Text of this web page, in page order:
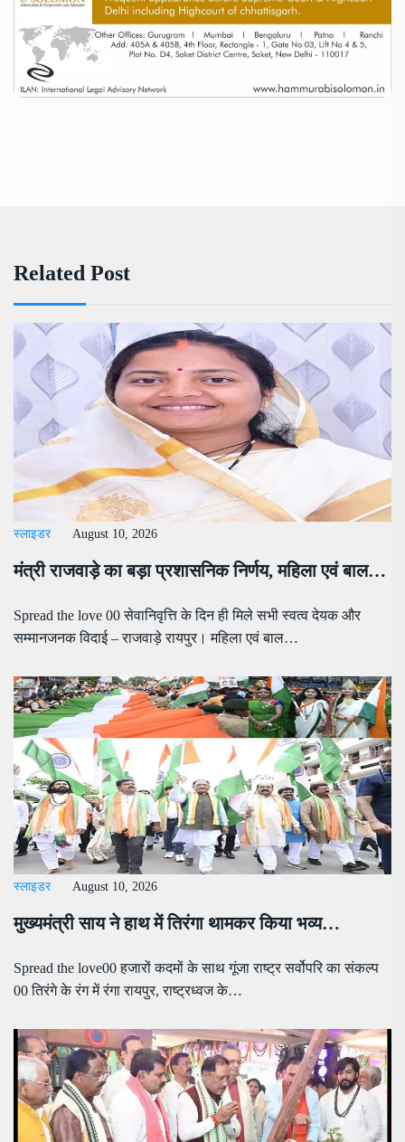
Related Post
स्लाइडर August 10, 2026
मंत्री राजवाड़े का बड़ा प्रशासनिक निर्णय, महिला एवं बाल…
Spread the love 00 सेवानिवृत्ति के दिन ही मिले सभी स्वत्व देयक और
सम्मानजनक विदाई – राजवाड़े रायपुर। महिला एवं बाल…
स्लाइडर August 10, 2026
मुख्यमंत्री साय ने हाथ में तिरंगा थामकर किया भव्य…
Spread the love00 हजारों कदमों के साथ गूंजा राष्ट्र सर्वोपरि का संकल्प
00 तिरंगे के रंग में रंगा रायपुर, राष्ट्रध्वज के…